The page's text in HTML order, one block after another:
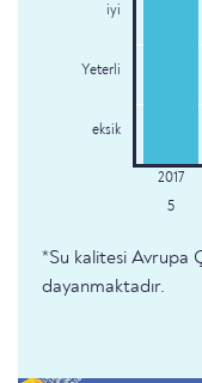
iyi
Yeterli
eksik
5
*Su kalitesi Avrupa
dayanmaktadır.